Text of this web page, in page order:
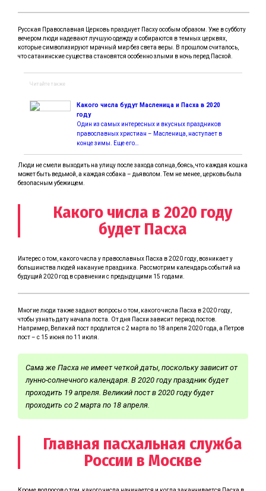
Русская Православная Церковь празднует Пасху особым образом. Уже в субботу
вечером люди надевают лучшую одежду и собираются в темных церквях,
которые символизируют мрачный мир без света веры. В прошлом считалось,
что сатанинские существа становятся особенно злыми в ночь перед Пасхой.
Читайте также
Какого числа будут Масленица и Пасха в 2020
году
Один из самых интересных и вкусных праздников
православных христиан – Масленица, наступает в
конце зимы. Еще его…
Люди не смели выходить на улицу после захода солнца, боясь, что каждая кошка
может быть ведьмой, а каждая собака – дьяволом. Тем не менее, церковь была
безопасным убежищем.
Какого числа в 2020 году
будет Пасха
Интерес о том, какого числа у православных Пасха в 2020 году, возникает у
большинства людей накануне праздника. Рассмотрим календарь событий на
будущий 2020 год в сравнении с предыдущими 15 годами.
Многие люди также задают вопросы о том, какого числа Пасха в 2020 году,
чтобы узнать дату начала поста. От дня Пасхи зависит период постов.
Например, Великий пост продлится с 2 марта по 18 апреля 2020 года, а Петров
пост – с 15 июня по 11 июля.
Сама же Пасха не имеет четкой даты, поскольку зависит от
лунно-солнечного календаря. В 2020 году праздник будет
проходить 19 апреля. Великий пост в 2020 году будет
проходить со 2 марта по 18 апреля.
Главная пасхальная служба
России в Москве